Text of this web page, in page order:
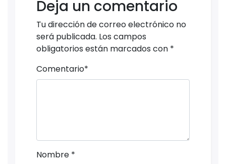
Deja un comentario
Tu dirección de correo electrónico no
será publicada. Los campos
obligatorios están marcados con *
Comentario*
Nombre *